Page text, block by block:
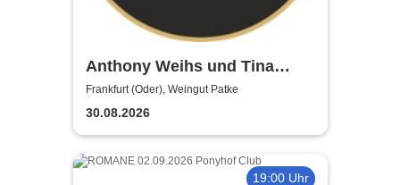
Anthony Weihs und Tina
Tandler - Schlagernacht
Frankfurt (Oder), Weingut Patke
30.08.2026
19:00 Uhr